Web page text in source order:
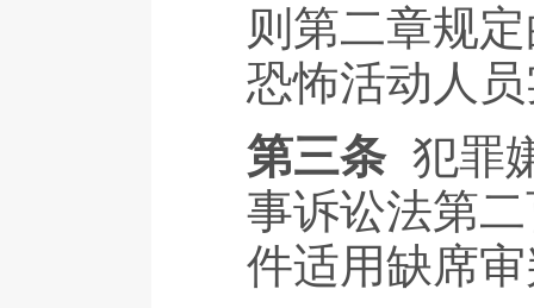
则第二章规
恐怖活动人
第三条 犯罪
事诉讼法第
件适用缺席